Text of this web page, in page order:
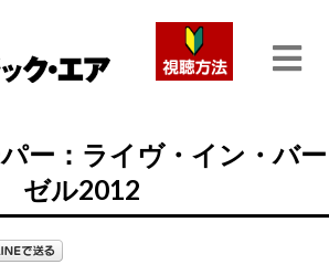
ー：ライヴ・イン・バー
ゼル2012